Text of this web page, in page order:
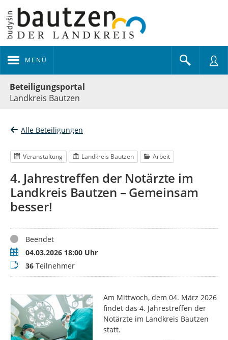
MENÜ
Beteiligungsportal
Landkreis Bautzen
Alle Beteiligungen
Veranstaltung Landkreis Bautzen Arbeit
4. Jahrestreffen der Notärzte im
Landkreis Bautzen – Gemeinsam
besser!
StatusBeendet
Termin04.03.2026 18:00 Uhr
Teilnehmer
36 Teilnehmer
Am Mittwoch, dem 04. März 2026
findet das 4. Jahrestreffen der
Notärzte im Landkreis Bautzen
statt.